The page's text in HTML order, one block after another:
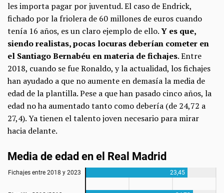
les importa pagar por juventud. El caso de Endrick,
fichado por la friolera de 60 millones de euros cuando
tenía 16 años, es un claro ejemplo de ello.Y es que,
siendo realistas, pocas locuras deberían cometer en
el Santiago Bernabéu en materia de fichajes. Entre
2018, cuando se fue Ronaldo, y la actualidad, los fichajes
han ayudado a que no aumente en demasía la media de
edad de la plantilla. Pese a que han pasado cinco años, la
edad no ha aumentado tanto como debería (de 24,72 a
27,4). Ya tienen el talento joven necesario para mirar
hacia delante.